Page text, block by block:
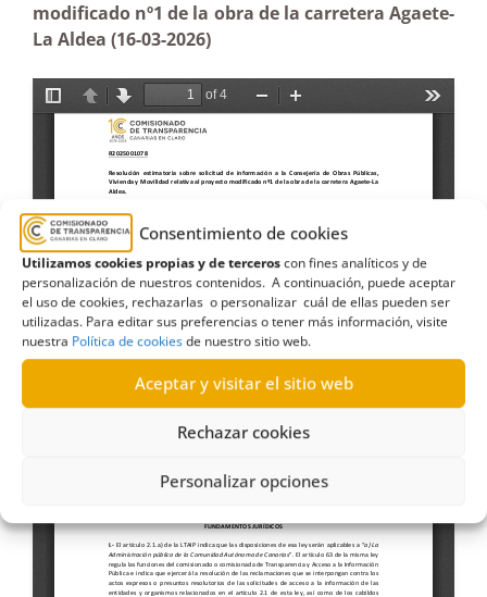
Consentimiento de cookies
Utilizamos cookies propias y de terceroscon fines analíticos y de
personalización de nuestros contenidos. A continuación, puede aceptar
el uso de cookies, rechazarlas o personalizar cuál de ellas pueden ser
utilizadas. Para editar sus preferencias o tener más información, visite
nuestra Política de cookiesde nuestro sitio web.
Aceptar y visitar el sitio web
Rechazar cookies
Personalizar opciones
modificado nº1 de la obra de la carretera Agaete-
La Aldea (16-03-2026)